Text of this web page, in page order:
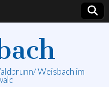
Weisbach im